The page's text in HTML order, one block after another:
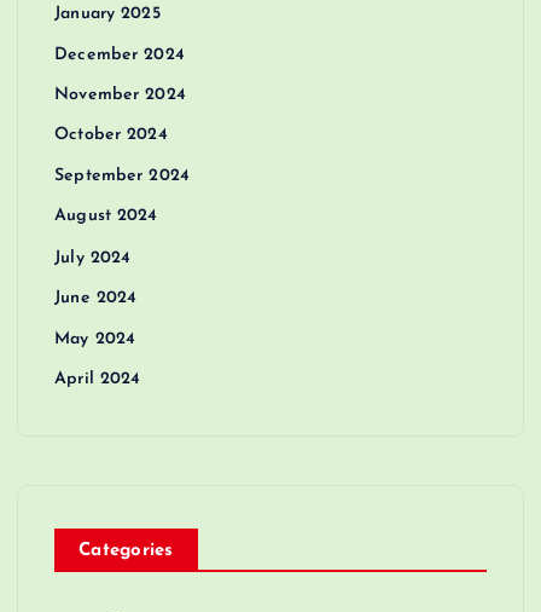
January 2025
December 2024
November 2024
October 2024
September 2024
August 2024
July 2024
June 2024
May 2024
April 2024
Categories